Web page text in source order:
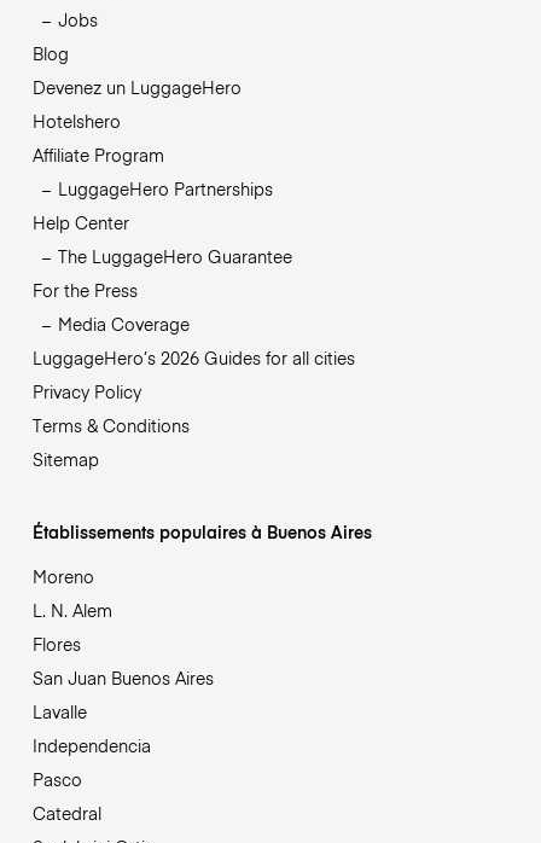
Jobs
Blog
Devenez un LuggageHero
Hotelshero
Affiliate Program
LuggageHero Partnerships
Help Center
The LuggageHero Guarantee
For the Press
Media Coverage
LuggageHero’s 2026 Guides for all cities
Privacy Policy
Terms & Conditions
Sitemap
Établissements populaires à Buenos Aires
Moreno
L. N. Alem
Flores
San Juan Buenos Aires
Lavalle
Independencia
Pasco
Catedral